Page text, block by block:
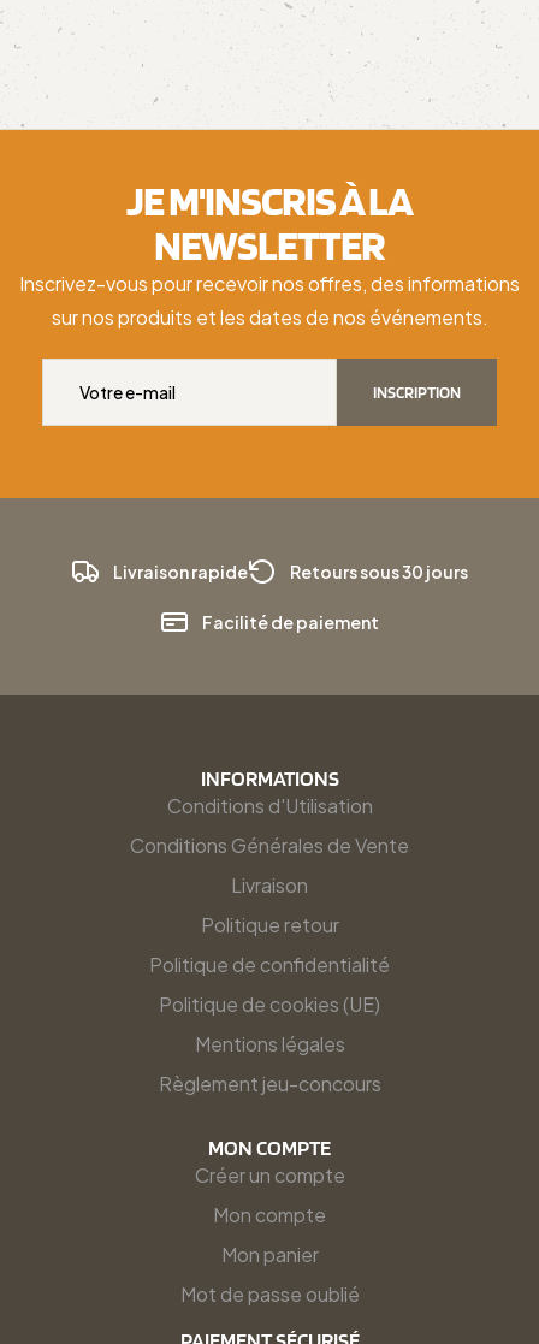
JE M'INSCRIS À LA
NEWSLETTER
Inscrivez-vous pour recevoir nos offres, des informations
sur nos produits et les dates de nos événements.
INSCRIPTION
Livraison rapide Retours sous 30 jours
Facilité de paiement
INFORMATIONS
Conditions d'Utilisation
Conditions Générales de Vente
Livraison
Politique retour
Politique de confidentialité
Politique de cookies (UE)
Mentions légales
Règlement jeu-concours
MON COMPTE
Créer un compte
Mon compte
Mon panier
Mot de passe oublié